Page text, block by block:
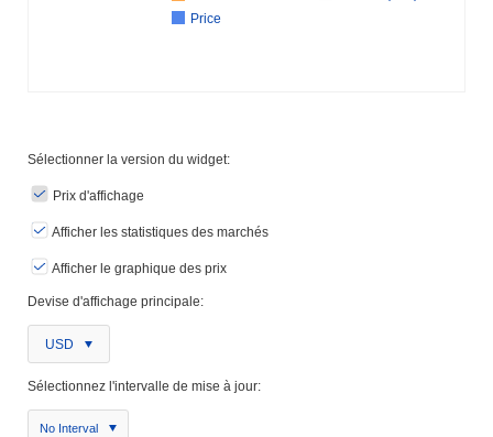
Price
Sélectionner la version du widget:
Prix ​​d'affichage
Afficher les statistiques des marchés
Afficher le graphique des prix
Devise d'affichage principale:
USD
Sélectionnez l'intervalle de mise à jour:
No Interval